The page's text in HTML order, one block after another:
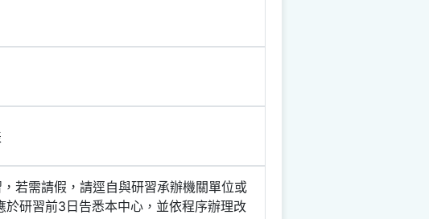
若需請假，請逕自與研習承辦機關單位或
研習前3日告悉本中心，並依程序辦理改